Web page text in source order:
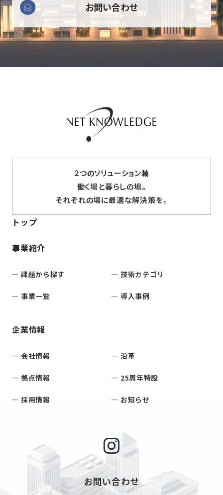
お問い合わせ
２つのソリューション軸
働く場と暮らしの場。
それぞれの場に最適な解決策を。
トップ
事業紹介
課題から探す 技術カテゴリ
事業一覧 導入事例
企業情報
会社情報 沿革
拠点情報 25周年特設
採用情報 お知らせ
お問い合わせ